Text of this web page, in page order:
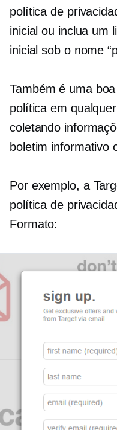
política de
inicial ou inclua um
inicial sob o nome
Também é uma
política em
coletando
boletim informativo
Por exemplo, a
política de
Formato: